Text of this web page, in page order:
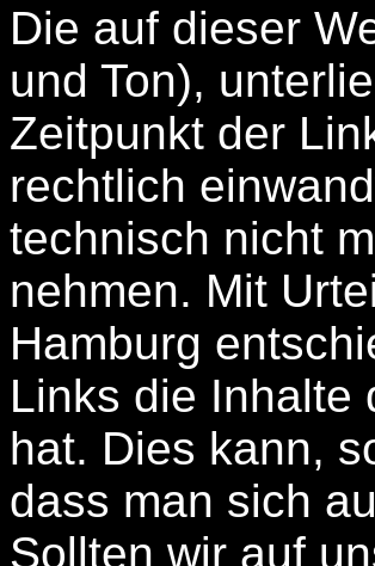
Die auf dieser
und Ton),
Zeitpunkt der
rechtlich
technisch nicht
nehmen. Mit
Hamburg
Links die Inhalte
hat. Dies kann,
dass man sich
Sollten wir auf